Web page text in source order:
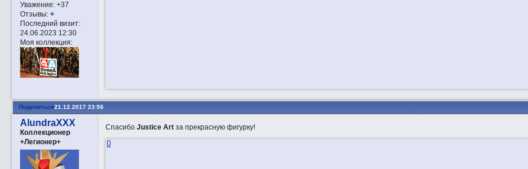
Уважение: +37
Отзывы: +
Последний визит:
24.06.2023 12:30
Моя коллекция:
Поделиться21.12.2017 23:56
AlundraXXX
Коллекционер
+Легионер+
Спасибо Justice Artза прекрасную фигурку!
0